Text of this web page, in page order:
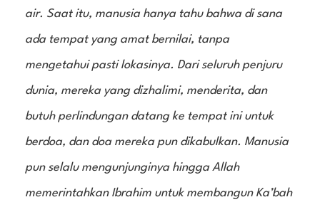
air. Saat itu, manusia hanya tahu bahwa di sana
ada tempat yang amat bernilai, tanpa
mengetahui pasti lokasinya. Dari seluruh penjuru
dunia, mereka yang dizhalimi, menderita, dan
butuh perlindungan datang ke tempat ini untuk
berdoa, dan doa mereka pun dikabulkan. Manusia
pun selalu mengunjunginya hingga Allah
memerintahkan Ibrahim untuk membangun Ka’bah